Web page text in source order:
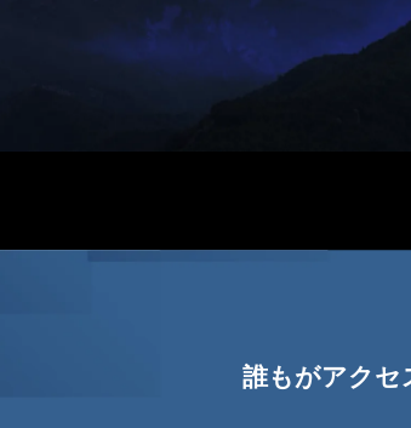
誰もがアクセ